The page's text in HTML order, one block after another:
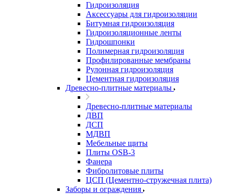
Гидроизоляция
Аксессуары для гидроизоляции
Битумная гидроизоляция
Гидроизоляционные ленты
Гидрошпонки
Полимерная гидроизоляция
Профилированные мембраны
Рулонная гидроизоляция
Цементная гидроизоляция
Древесно-плитные материалы
Древесно-плитные материалы
ДВП
ДСП
МДВП
Мебельные щиты
Плиты OSB-3
Фанера
Фибролитовые плиты
ЦСП (Цементно-стружечная плита)
Заборы и ограждения